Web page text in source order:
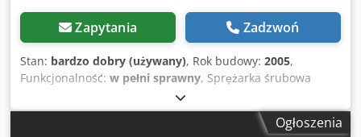
Zapytania Zadzwoń
Stan: bardzo dobry (używany), Rok budowy: 2005,
Funkcjonalność: w pełni sprawny, Sprężarka śrubowa
KAESER CSD102T maszyna z osuszaczem powietrza po
serwisie Dane techniczne: wydajność: 9,70m3/min
(97000/min); silnik o mocy; 55 KW; ciśnienie: 8 barOgłoszenia